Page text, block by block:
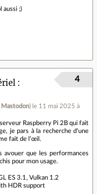
aussi ;)
Mastodon) le 11 mai 2025 à
4
Raspberry Pi 2B qui fait
je pars à la recherche d'une
fait de l’œil.
avouer que les performances
pour mon usage.
ES 3.1, Vulkan 1.2
HDR support